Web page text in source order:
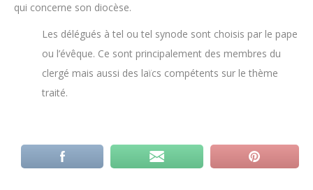
qui concerne son diocèse.
Les délégués à tel ou tel synode sont choisis par le pape
ou l’évêque. Ce sont principalement des membres du
clergé mais aussi des laïcs compétents sur le thème
traité.